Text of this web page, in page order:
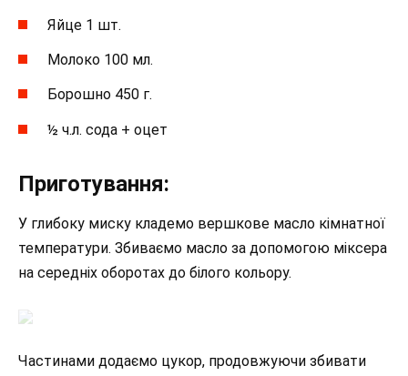
Яйце 1 шт.
Молоко 100 мл.
Борошно 450 г.
½ ч.л. сода + оцет
Приготування:
У глибоку миску кладемо вершкове масло кімнатної
температури. Збиваємо масло за допомогою міксера
на середніх оборотах до білого кольору.
Частинами додаємо цукор, продовжуючи збивати